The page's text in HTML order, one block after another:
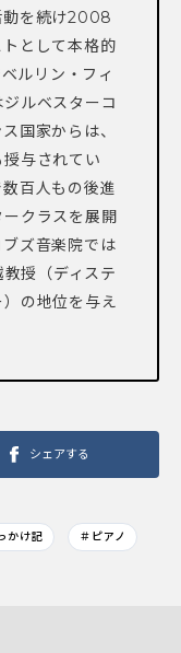
動を続け2008
として本格的
ルリン・フィ
ルベスターコ
国家からは、
与されてい
百人もの後進
クラスを展開
ズ音楽院では
授（ディステ
の地位を与え
シェアする
かけ記 ＃ピアノ